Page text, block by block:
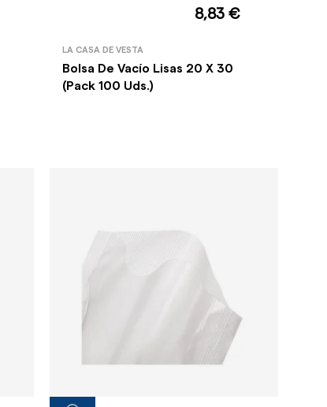
8,83 €
LA CASA DE VESTA
Bolsa De Vacío Lisas 20 X 30
(Pack 100 Uds.)